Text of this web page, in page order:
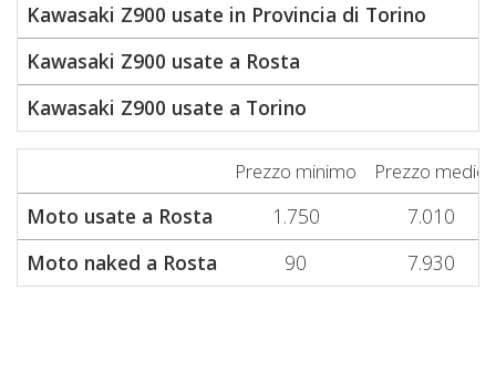
Kawasaki Z900 usate in Provincia di Torino
Kawasaki Z900 usate a Rosta
Kawasaki Z900 usate a Torino
Prezzo minimo Prezzo medio
Moto usate a Rosta 1.750
7.010
Moto naked a Rosta
90 7.930